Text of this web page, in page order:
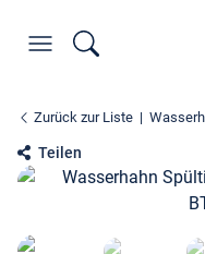
Zurück zur Liste
Teilen